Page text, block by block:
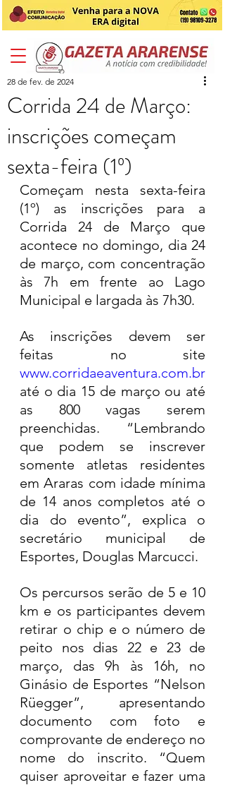
Corrida 24 de Março:
inscrições começam
sexta-feira (1º)
28 de fev. de 2024
Começam nesta sexta-feira
(1º) as inscrições para a
Corrida 24 de Março que
acontece no domingo, dia 24
de março, com concentração
às 7h em frente ao Lago
Municipal e largada às 7h30.
As inscrições devem ser
www.corridaeaventura.com.br
até o dia 15 de março ou até
as 800 vagas serem
preenchidas. “Lembrando
que podem se inscrever
somente atletas residentes
em Araras com idade mínima
de 14 anos completos até o
dia do evento”, explica o
secretário municipal de
Esportes, Douglas Marcucci.
Os percursos serão de 5 e 10
km e os participantes devem
retirar o chip e o número de
peito nos dias 22 e 23 de
março, das 9h às 16h, no
Ginásio de Esportes “Nelson
Rüegger”, apresentando
documento com foto e
comprovante de endereço no
nome do inscrito. “Quem
quiser aproveitar e fazer uma